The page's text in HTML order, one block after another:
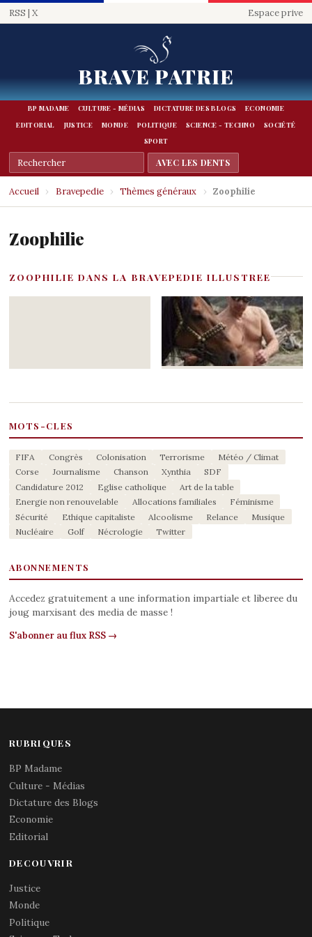
RSS | X Espace prive
BRAVE PATRIE
BP MADAME CULTURE - MÉDIAS DICTATURE DES BLOGS
ECONOMIE
EDITORIAL
JUSTICE MONDE POLITIQUE SCIENCE - TECHNO
SOCIÉTÉ
SPORT
Accueil › Bravepedie › Thèmes généraux › Zoophilie
Zoophilie
ZOOPHILIE DANS LA BRAVEPEDIE ILLUSTREE
MOTS-CLES
FIFA Congrès Colonisation Terrorisme
Météo / Climat
Corse
Journalisme Chanson Xynthia
SDF
Candidature 2012
Eglise catholique
Art de la table
Energie non renouvelable
Allocations familiales
Féminisme
Sécurité
Ethique capitaliste Alcoolisme Relance
Musique
Nucléaire
Golf Nécrologie Twitter
ABONNEMENTS
Accedez gratuitement a une information impartiale et liberee du
joug marxisant des media de masse !
S'abonner au flux RSS →
RUBRIQUES
BP Madame
Culture - Médias
Dictature des Blogs
Economie
Editorial
DECOUVRIR
Justice
Monde
Politique